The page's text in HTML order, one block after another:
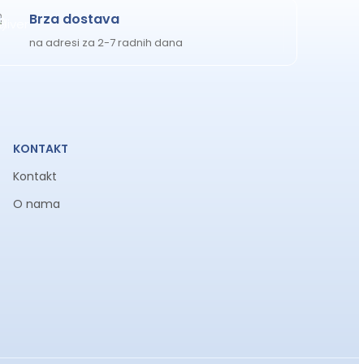
Brza dostava
na adresi za 2-7 radnih dana
KONTAKT
Kontakt
O nama